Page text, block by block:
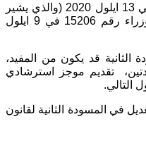
كتاب وزارة النفط المرقم 19507 في 13 ايلول 2020 (والذي يشير
الى كتاب الامانة العامة لمجلس الوزراء رقم 15206 في 9 ايلول
الثانية قد يكون من المفيد،
تقديم موجز استرشادي
التالي.
التعديل في المسودة الثانية لقانون